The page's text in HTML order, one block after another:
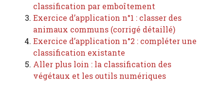
classification par emboîtement
Exercice d’application n°1 : classer des
animaux communs (corrigé détaillé)
Exercice d’application n°2 : compléter une
classification existante
Aller plus loin : la classification des
végétaux et les outils numériques